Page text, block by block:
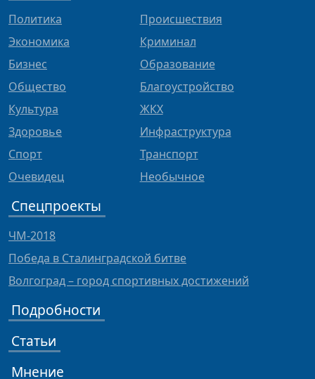
Политика
Экономика
Бизнес
Общество
Культура
Здоровье
Спорт
Очевидец
Происшествия
Криминал
Образование
Благоустройство
ЖКХ
Инфраструктура
Транспорт
Необычное
Спецпроекты
ЧМ-2018
Победа в Сталинградской битве
Волгоград – город спортивных достижений
Подробности
Статьи
Мнение